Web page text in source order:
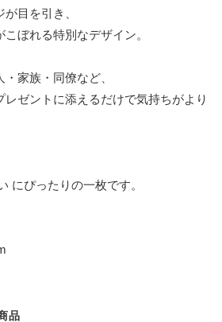
目を引き、
ぼれる特別なデザイン。
家族・同僚など、
ゼントに添えるだけで気持ちがより
にぴったりの一枚です。
品